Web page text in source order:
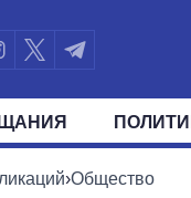
ПРЕЗИДЕНТ И
›Общество